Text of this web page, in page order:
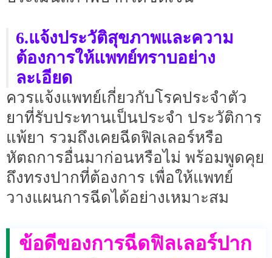
6.แจ้งประวัติสุขภาพและความ
ต้องการให้แพทย์ทราบอย่าง
ละเอียด
ควรแจ้งแพทย์เกี่ยวกับโรคประจำตัว
ยาที่รับประทานเป็นประจำ ประวัติการ
แพ้ยา รวมถึงเคยฉีดฟิลเลอร์หรือ
หัตถการอื่นมาก่อนหรือไม่ พร้อมพูดคุย
ถึงทรงปากที่ต้องการ เพื่อให้แพทย์
วางแผนการฉีดได้อย่างเหมาะสม
ข้อดีของการฉีดฟิลเลอร์ปาก